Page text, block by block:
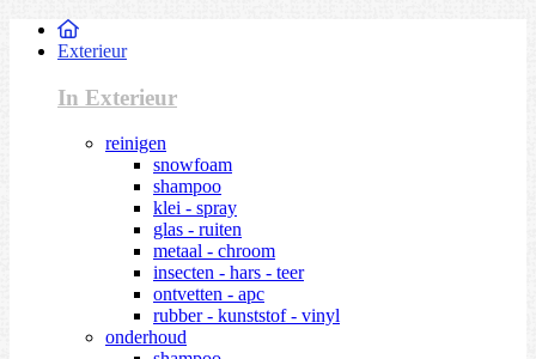
Exterieur
In Exterieur
reinigen
snowfoam
shampoo
klei - spray
glas - ruiten
metaal - chroom
insecten - hars - teer
ontvetten - apc
rubber - kunststof - vinyl
onderhoud